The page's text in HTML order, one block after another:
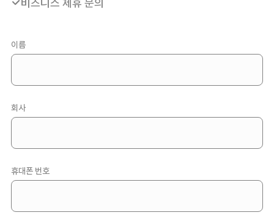
비즈니스 제휴 문의
이름
회사
휴대폰 번호